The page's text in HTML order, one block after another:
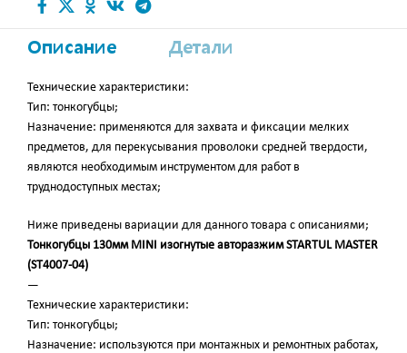
Описание Детали
Технические характеристики:
Тип: тонкогубцы;
Назначение: применяются для захвата и фиксации мелких
предметов, для перекусывания проволоки средней твердости,
являются необходимым инструментом для работ в
труднодоступных местах;
Ниже приведены вариации для данного товара с описаниями;
Тонкогубцы 130мм MINI изогнутые авторазжим STARTUL MASTER
(ST4007-04)
—
Технические характеристики:
Тип: тонкогубцы;
Назначение: используются при монтажных и ремонтных работах,